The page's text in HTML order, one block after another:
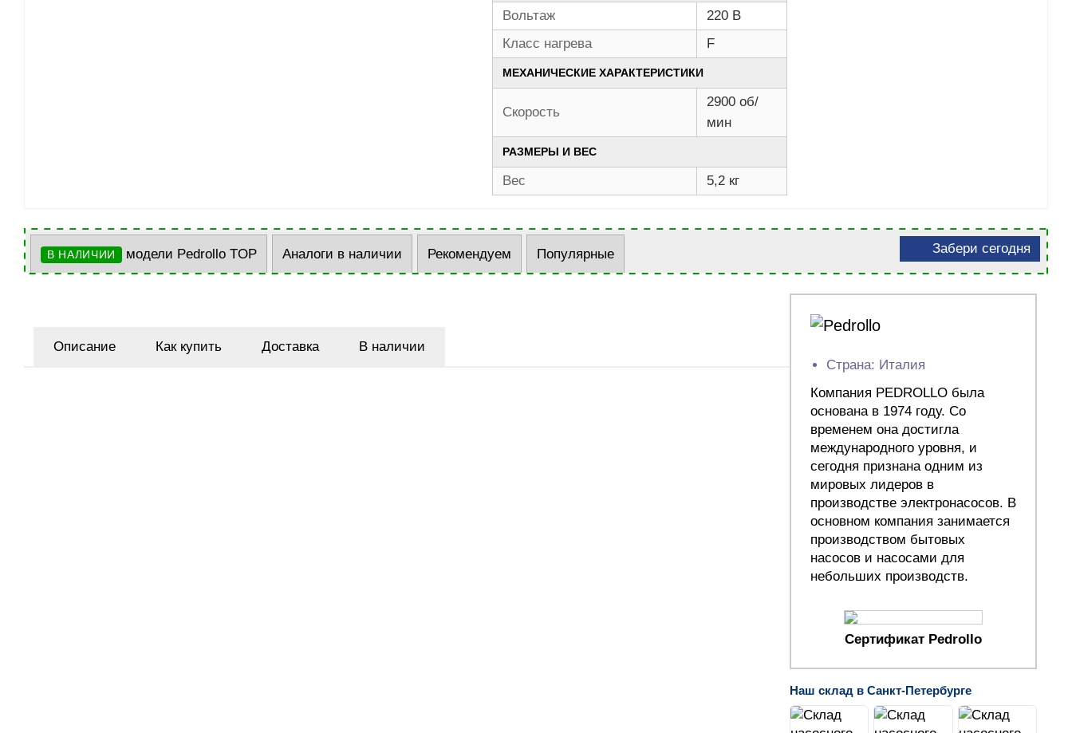
Вольтаж
220 В
Класс нагрева
F
МЕХАНИЧЕСКИЕ ХАРАКТЕРИСТИКИ
Скорость
2900 об/
мин
РАЗМЕРЫ И ВЕС
Вес 5,2 кг
В НАЛИЧИИ модели Pedrollo TOP Аналоги в наличии Рекомендуем Популярные Забери сегодня
Описание Как купить Доставка
В наличии
Страна: Италия
Компания PEDROLLO была
основана в 1974 году. Со
временем она достигла
международного уровня, и
сегодня признана одним из
мировых лидеров в
производстве электронасосов. В
основном компания занимается
производством бытовых
насосов и насосами для
небольших производств.
Сертификат Pedrollo
Наш склад в Санкт-Петербурге